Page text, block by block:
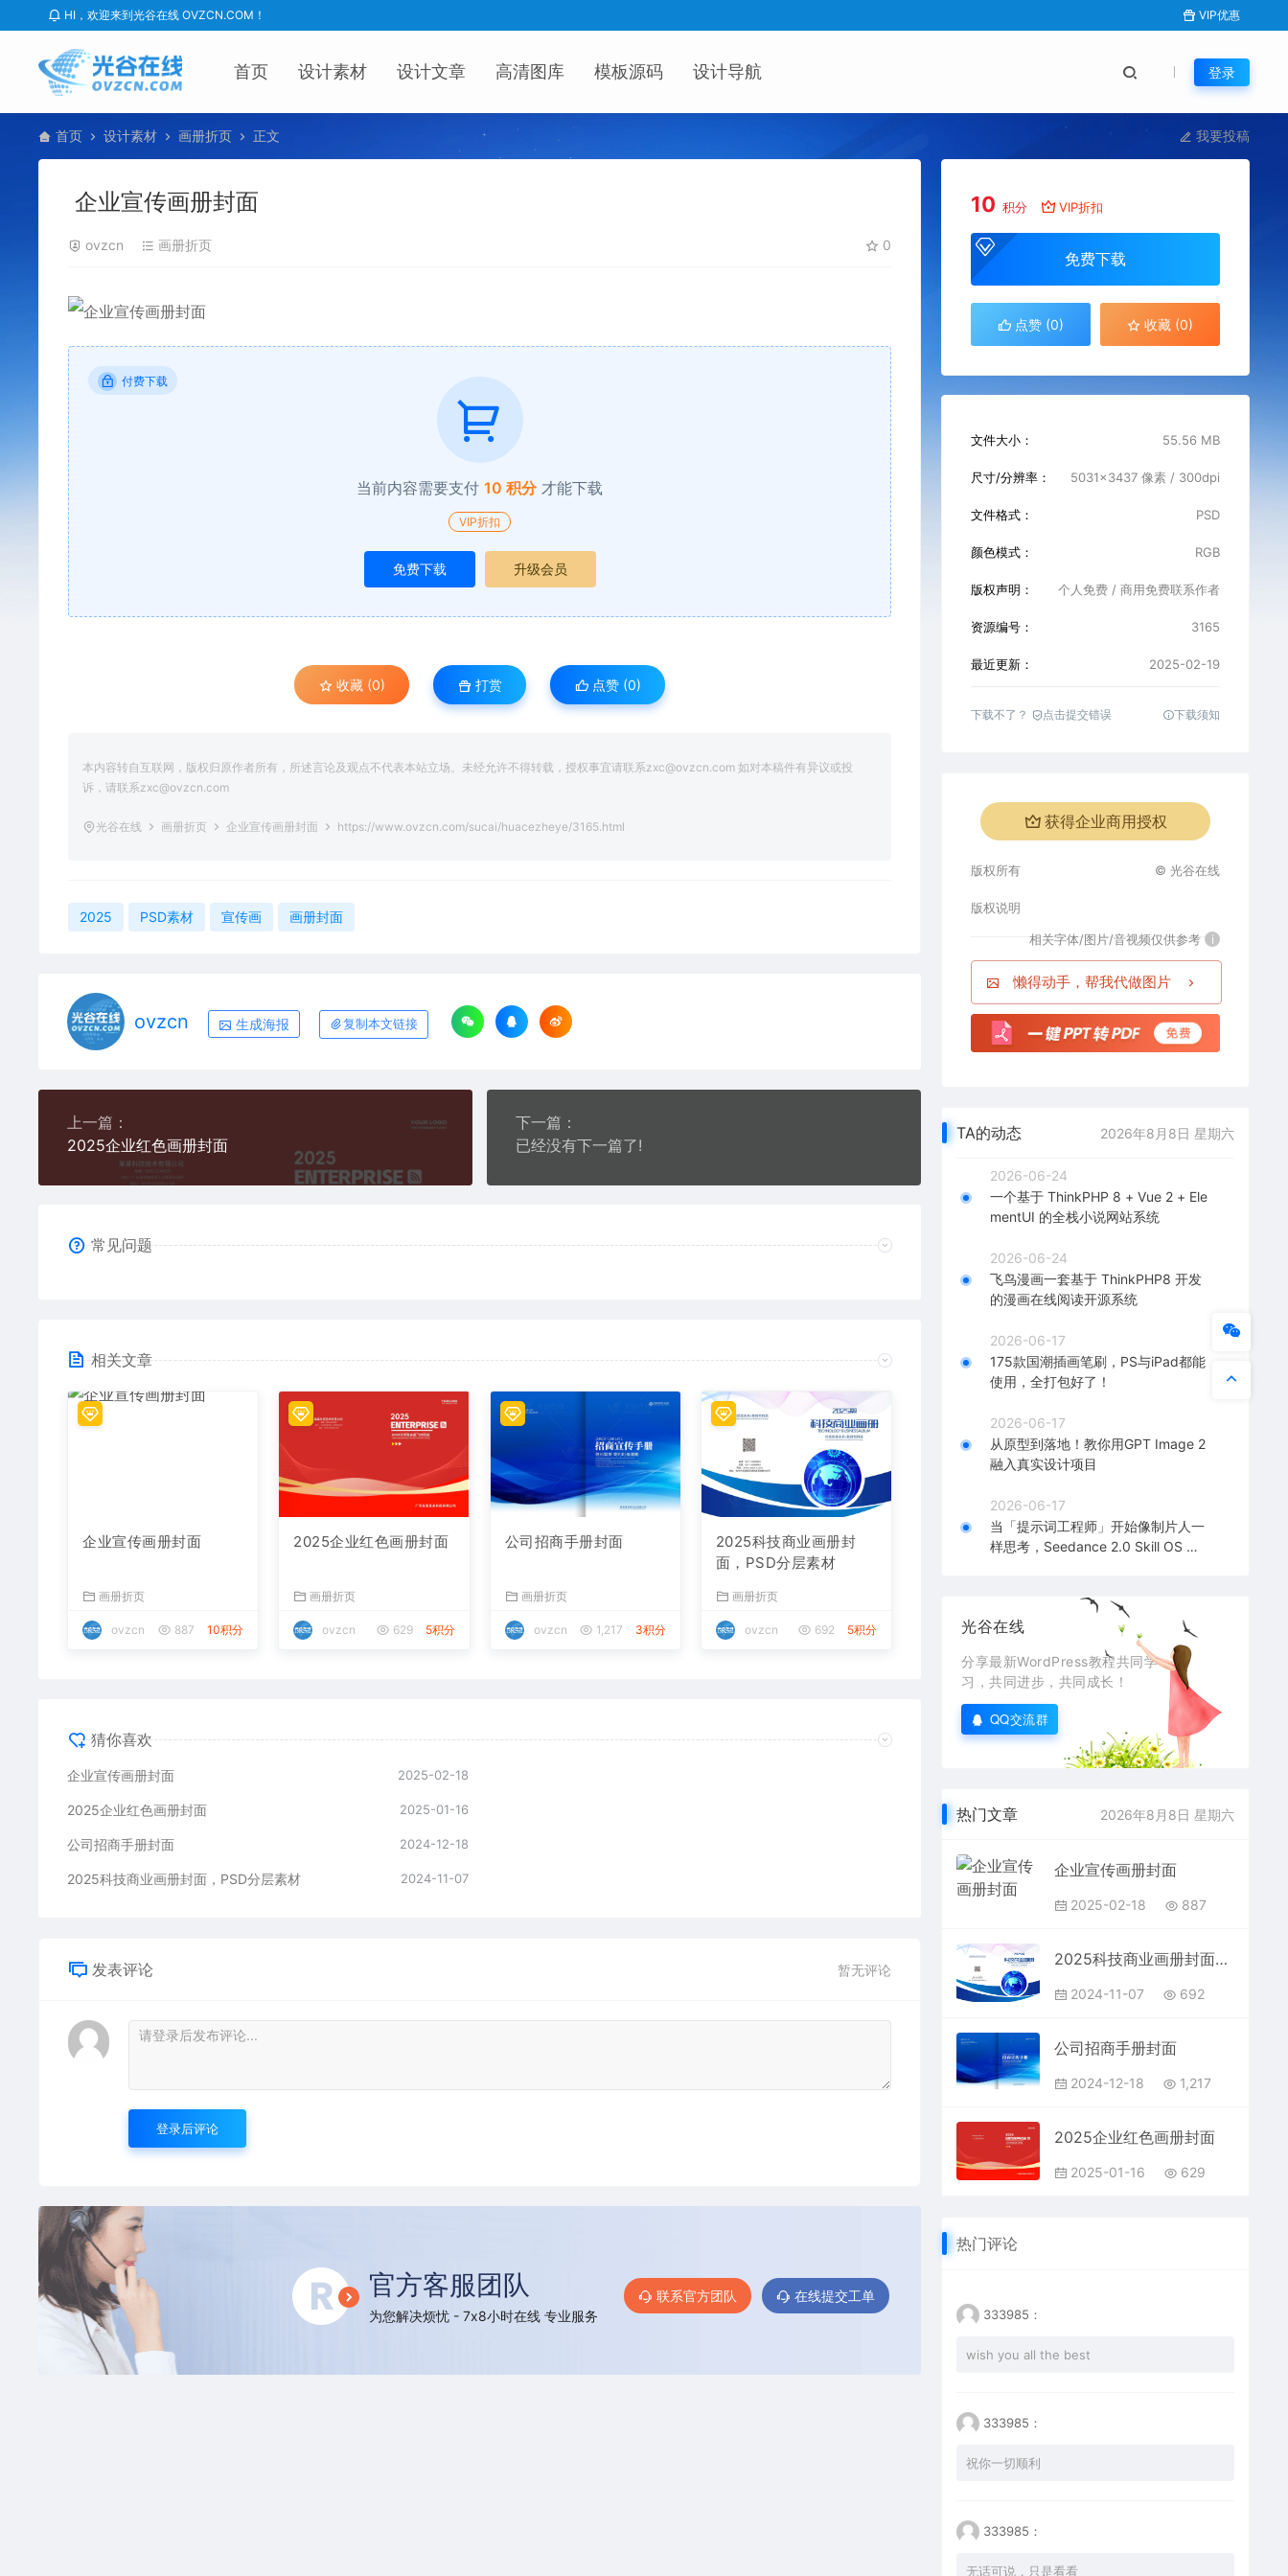
HI，欢迎来到光谷在线 OVZCN.COM！ VIP优惠
首页 设计素材 设计文章 高清图库 模板源码 设计导航 登录
首页 设计素材 画册折页 正文 我要投稿
企业宣传画册封面
ovzcn 画册折页 0
付费下载
当前内容需要支付 10 积分 才能下载
VIP折扣
免费下载 升级会员
收藏 (0) 打赏 点赞 (0)
本内容转自互联网，版权归原作者所有，所述言论及观点不代表本站立场。未经允许不得转载，授权事宜请联系zxc@ovzcn.com 如对本稿件有异议或投
诉，请联系zxc@ovzcn.com
光谷在线 画册折页 企业宣传画册封面 https://www.ovzcn.com/sucai/huacezheye/3165.html
2025 PSD素材 宣传画 画册封面
ovzcn 生成海报 复制本文链接
上一篇：
2025企业红色画册封面
下一篇：
已经没有下一篇了!
常见问题
相关文章
企业宣传画册封面
画册折页
ovzcn 887 10积分
2025企业红色画册封面
画册折页
ovzcn 629 5积分
公司招商手册封面
画册折页
ovzcn 1,217 3积分
2025科技商业画册封
面，PSD分层素材
画册折页
ovzcn 692 5积分
猜你喜欢
企业宣传画册封面 2025-02-18
2025企业红色画册封面 2025-01-16
公司招商手册封面 2024-12-18
2025科技商业画册封面，PSD分层素材 2024-11-07
发表评论 暂无评论
登录后评论
官方客服团队
为您解决烦忧 - 7x8小时在线 专业服务
联系官方团队 在线提交工单
10 积分 VIP折扣
免费下载
点赞 (0) 收藏 (0)
文件大小： 55.56 MB
尺寸/分辨率： 5031×3437 像素 / 300dpi
文件格式： PSD
颜色模式： RGB
版权声明： 个人免费 / 商用免费联系作者
资源编号： 3165
最近更新： 2025-02-19
下载不了？ 点击提交错误 下载须知
获得企业商用授权
版权所有 © 光谷在线
版权说明
相关字体/图片/音视频仅供参考 i
懒得动手，帮我代做图片
TA的动态 2026年8月8日 星期六
2026-06-24
一个基于 ThinkPHP 8 + Vue 2 + Ele
mentUI 的全栈小说网站系统
2026-06-24
飞鸟漫画一套基于 ThinkPHP8 开发
的漫画在线阅读开源系统
2026-06-17
175款国潮插画笔刷，PS与iPad都能
使用，全打包好了！
2026-06-17
从原型到落地！教你用GPT Image 2
融入真实设计项目
2026-06-17
当「提示词工程师」开始像制片人一
样思考，Seedance 2.0 Skill OS 深
光谷在线
分享最新WordPress教程共同学
习，共同进步，共同成长！
QQ交流群
热门文章 2026年8月8日 星期六
企业宣传画册封面
2025-02-18 887
2025科技商业画册封面，PSD分层素材
2024-11-07 692
公司招商手册封面
2024-12-18 1,217
2025企业红色画册封面
2025-01-16 629
热门评论
333985：
wish you all the best
333985：
祝你一切顺利
333985：
无话可说，只是看看